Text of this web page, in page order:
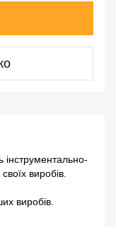
виробів.
виробів.